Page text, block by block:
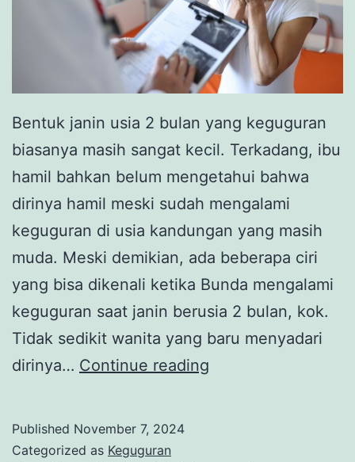
Bentuk janin usia 2 bulan yang keguguran
biasanya masih sangat kecil. Terkadang, ibu
hamil bahkan belum mengetahui bahwa
dirinya hamil meski sudah mengalami
keguguran di usia kandungan yang masih
muda. Meski demikian, ada beberapa ciri
yang bisa dikenali ketika Bunda mengalami
keguguran saat janin berusia 2 bulan, kok.
Tidak sedikit wanita yang baru menyadari
dirinya… Continue reading
Published November 7, 2024
Categorized as Keguguran